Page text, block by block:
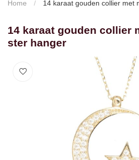
Home / 14 karaat gouden collier met
14 karaat gouden collier
ster hanger